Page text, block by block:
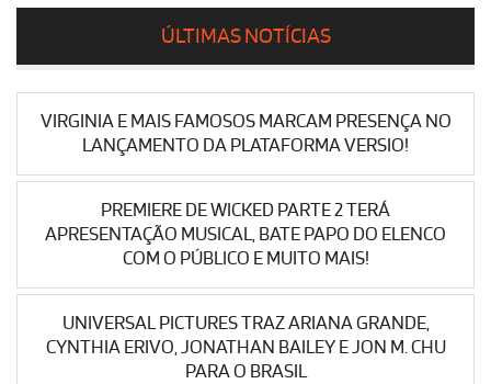
ÚLTIMAS NOTÍCIAS
VIRGINIA E MAIS FAMOSOS MARCAM PRESENÇA NO
LANÇAMENTO DA PLATAFORMA VERSIO!
PREMIERE DE WICKED PARTE 2 TERÁ
APRESENTAÇÃO MUSICAL, BATE PAPO DO ELENCO
COM O PÚBLICO E MUITO MAIS!
UNIVERSAL PICTURES TRAZ ARIANA GRANDE,
CYNTHIA ERIVO, JONATHAN BAILEY E JON M. CHU
PARA O BRASIL